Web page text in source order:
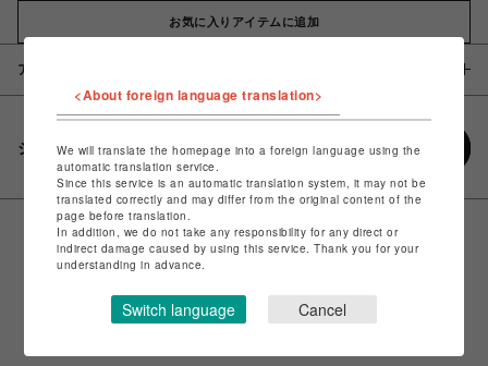
お気に入りアイテムに追加
アイテム説明 / 素材
シェアする
<About foreign language translation>
We will translate the homepage into a foreign language using the
automatic translation service.
Since this service is an automatic translation system, it may not be
translated correctly and may differ from the original content of the
page before translation.
In addition, we do not take any responsibility for any direct or
indirect damage caused by using this service. Thank you for your
understanding in advance.
Switch language Cancel